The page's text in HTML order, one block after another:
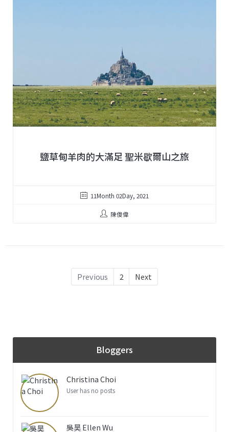
鹽草甸羊肉的大滿足 聖米歇爾山之旅
11Month 02Day, 2021
陳俊偉
Previous 2 Next
Bloggers
Christina Choi
User has no posts
吳昊 Ellen Wu